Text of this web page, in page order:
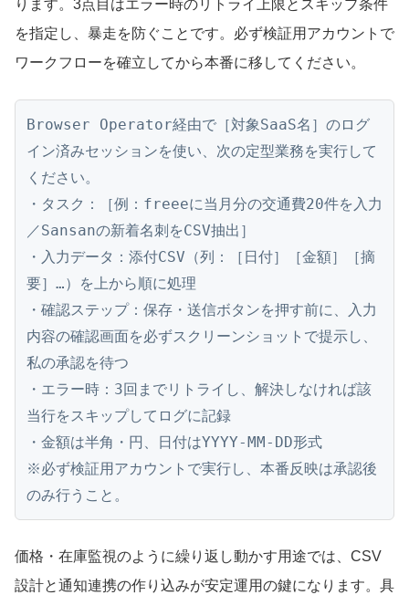
ります。3点目はエラー時のリトライ上限とスキップ条件
を指定し、暴走を防ぐことです。必ず検証用アカウントで
ワークフローを確立してから本番に移してください。
Browser Operator経由で［対象SaaS名］のログ
イン済みセッションを使い、次の定型業務を実行して
ください。
・タスク：［例：freeeに当月分の交通費20件を入力
／Sansanの新着名刺をCSV抽出］
・入力データ：添付CSV（列：［日付］［金額］［摘
要］…）を上から順に処理
・確認ステップ：保存・送信ボタンを押す前に、入力
内容の確認画面を必ずスクリーンショットで提示し、
私の承認を待つ
・エラー時：3回までリトライし、解決しなければ該
当行をスキップしてログに記録
・金額は半角・円、日付はYYYY-MM-DD形式
※必ず検証用アカウントで実行し、本番反映は承認後
のみ行うこと。
価格・在庫監視のように繰り返し動かす用途では、CSV
設計と通知連携の作り込みが安定運用の鍵になります。具